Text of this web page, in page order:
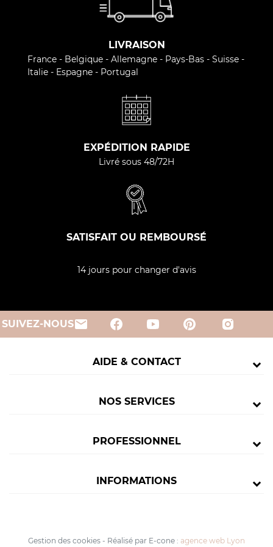
LIVRAISON
France - Belgique - Allemagne - Pays-Bas - Suisse -
Italie - Espagne - Portugal
EXPÉDITION RAPIDE
Livré sous 48/72H
SATISFAIT OU REMBOURSÉ
14 jours pour changer d'avis
SUIVEZ-NOUSemail
AIDE & CONTACT
NOS SERVICES
PROFESSIONNEL
INFORMATIONS
Gestion des cookies - Réalisé par E-cone : agence web Lyon